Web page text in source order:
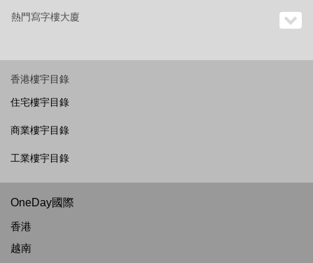
熱門寫字樓大廈
香港樓宇目錄
住宅樓宇目錄
商業樓宇目錄
工業樓宇目錄
OneDay國際
香港
越南